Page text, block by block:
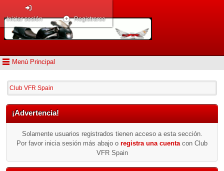
Menú Principal
Iniciar sesión Registrarse
Club VFR Spain
¡Advertencia!
Solamente usuarios registrados tienen acceso a esta sección.
Por favor inicia sesión más abajo o registra una cuenta con Club
VFR Spain